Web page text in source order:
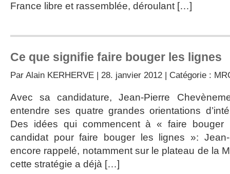
France libre et rassemblée, déroulant […]
Ce que signifie faire bouger les lignes
Par Alain KERHERVE | 28. janvier 2012 | Catégorie :
Avec sa candidature, Jean-Pierre
entendre ses quatre grandes orientations
Des idées qui commencent à « faire
candidat pour faire bouger les lignes »: Jean-
encore rappelé, notamment sur le plateau de la
cette stratégie a déjà […]